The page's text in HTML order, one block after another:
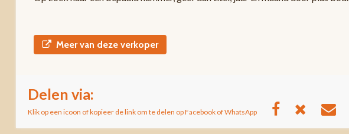
Meer van deze verkoper
Delen via:
Klik op een icoon of kopieer de link om te delen op Facebook of WhatsApp